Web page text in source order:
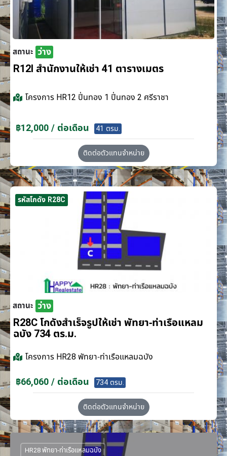
สถานะ ว่าง
R12I สำนักงานให้เช่า 41 ตารางเมตร
โครงการ HR12 ปิ่นทอง 1 ปิ่นทอง 2 ศรีราชา
฿12,000 / ต่อเดือน 41 ตรม.
ติดต่อตัวแทนจำหน่าย
รหัสโกดัง R28C
สถานะ ว่าง
R28C โกดังสำเร็จรูปให้เช่า พัทยา-ท่าเรือแหลม
ฉบัง 734 ตร.ม.
โครงการ HR28 พัทยา-ท่าเรือแหลมฉบัง
฿66,060 / ต่อเดือน 734 ตรม.
ติดต่อตัวแทนจำหน่าย
HR28 พัทยา-ท่าเรือแหลมฉบัง